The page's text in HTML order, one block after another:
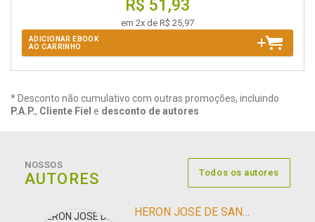
R$ 51,93
em 2x de R$ 25,97
ADICIONAR EBOOK
AO CARRINHO
* Desconto não cumulativo com outras promoções, incluindo
P.A.P., Cliente Fiel e desconto de autores
NOSSOS
AUTORES Todos os autores
HERON JOSÉ DE SANTANA GORDILHO